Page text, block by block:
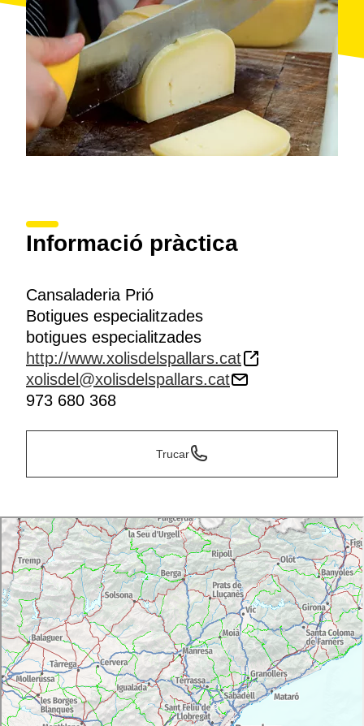
Informació pràctica
Cansaladeria Prió
Botigues especialitzades
botigues especialitzades
http://www.xolisdelspallars.cat
xolisdel@xolisdelspallars.cat
973 680 368
Trucar